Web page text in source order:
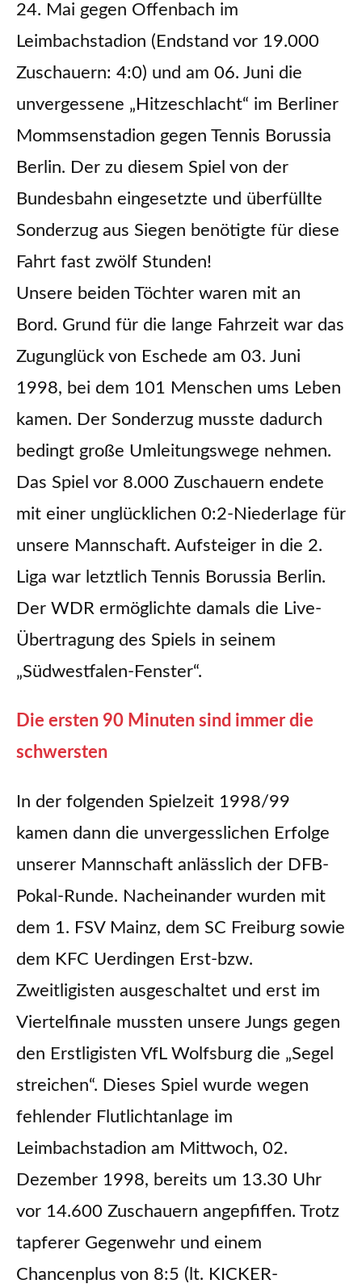
24. Mai gegen Offenbach im
Leimbachstadion (Endstand vor 19.000
Zuschauern: 4:0) und am 06. Juni die
unvergessene „Hitzeschlacht“ im Berliner
Mommsenstadion gegen Tennis Borussia
Berlin. Der zu diesem Spiel von der
Bundesbahn eingesetzte und überfüllte
Sonderzug aus Siegen benötigte für diese
Fahrt fast zwölf Stunden!
Unsere beiden Töchter waren mit an
Bord. Grund für die lange Fahrzeit war das
Zugunglück von Eschede am 03. Juni
1998, bei dem 101 Menschen ums Leben
kamen. Der Sonderzug musste dadurch
bedingt große Umleitungswege nehmen.
Das Spiel vor 8.000 Zuschauern endete
mit einer unglücklichen 0:2-Niederlage für
unsere Mannschaft. Aufsteiger in die 2.
Liga war letztlich Tennis Borussia Berlin.
Der WDR ermöglichte damals die Live-
Übertragung des Spiels in seinem
„Südwestfalen-Fenster“.
Die ersten 90 Minuten sind immer die
schwersten
In der folgenden Spielzeit 1998/99
kamen dann die unvergesslichen Erfolge
unserer Mannschaft anlässlich der DFB-
Pokal-Runde. Nacheinander wurden mit
dem 1. FSV Mainz, dem SC Freiburg sowie
dem KFC Uerdingen Erst-bzw.
Zweitligisten ausgeschaltet und erst im
Viertelfinale mussten unsere Jungs gegen
den Erstligisten VfL Wolfsburg die „Segel
streichen“. Dieses Spiel wurde wegen
fehlender Flutlichtanlage im
Leimbachstadion am Mittwoch, 02.
Dezember 1998, bereits um 13.30 Uhr
vor 14.600 Zuschauern angepfiffen. Trotz
tapferer Gegenwehr und einem
Chancenplus von 8:5 (lt. KICKER-